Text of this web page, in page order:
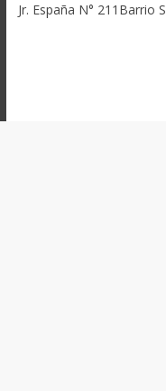
Jr. España N° 211Barrio